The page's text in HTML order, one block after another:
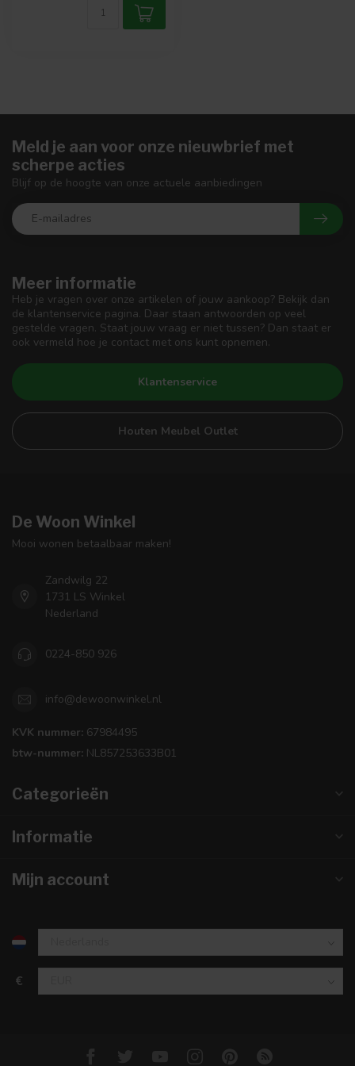
Meer informatie
Heb je vragen over onze artikelen of jouw aankoop? Bekijk dan
de klantenservice pagina. Daar staan antwoorden op veel
gestelde vragen. Staat jouw vraag er niet tussen? Dan staat er
ook vermeld hoe je contact met ons kunt opnemen.
Klantenservice
Houten Meubel Outlet
Meld je aan voor onze nieuwbrief met
scherpe acties
Blijf op de hoogte van onze actuele aanbiedingen
De Woon Winkel
Mooi wonen betaalbaar maken!
Zandwilg 22
1731 LS Winkel
Nederland
0224-850 926
info@dewoonwinkel.nl
KVK nummer: 67984495
btw-nummer: NL857253633B01
Categorieën
Informatie
Mijn account
€